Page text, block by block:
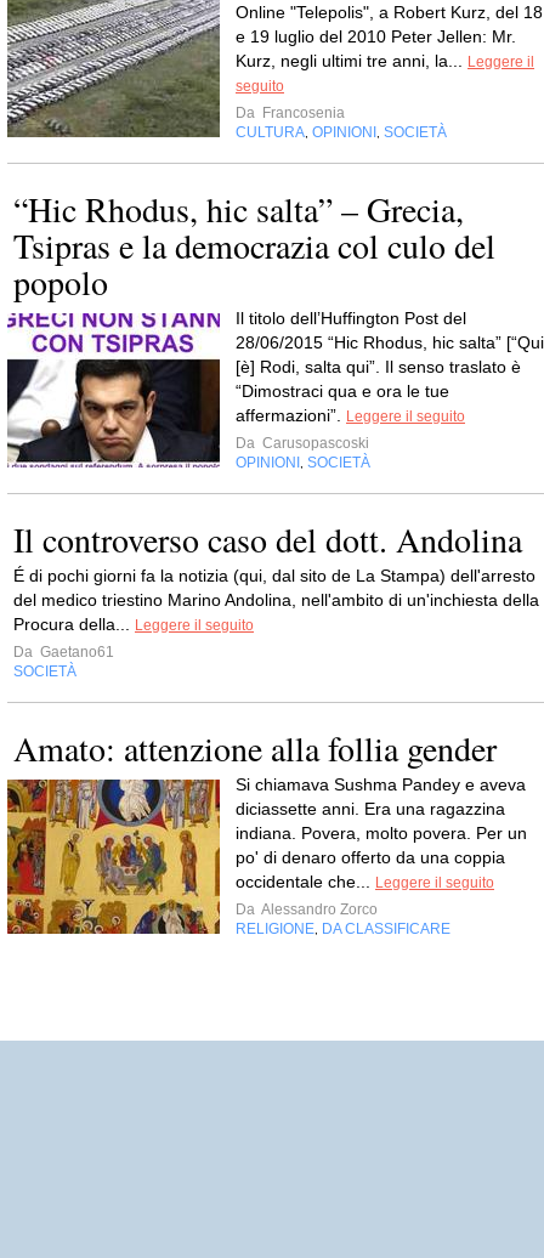
Online "Telepolis", a Robert Kurz, del 18
e 19 luglio del 2010 Peter Jellen: Mr.
Kurz, negli ultimi tre anni, la... Leggere il
seguito
Da Francosenia
CULTURA, OPINIONI , SOCIETÀ
“Hic Rhodus, hic salta” – Grecia,
Tsipras e la democrazia col culo del
popolo
Il titolo dell’Huffington Post del
28/06/2015 “Hic Rhodus, hic salta” [“Qui
[è] Rodi, salta qui”. Il senso traslato è
“Dimostraci qua e ora le tue
affermazioni”. Leggere il seguito
Da Carusopascoski
OPINIONI , SOCIETÀ
Il controverso caso del dott. Andolina
É di pochi giorni fa la notizia (qui, dal sito de La Stampa) dell'arresto
del medico triestino Marino Andolina, nell'ambito di un'inchiesta della
Procura della... Leggere il seguito
Da Gaetano61
SOCIETÀ
Amato: attenzione alla follia gender
Si chiamava Sushma Pandey e aveva
diciassette anni. Era una ragazzina
indiana. Povera, molto povera. Per un
po' di denaro offerto da una coppia
occidentale che... Leggere il seguito
Da Alessandro Zorco
RELIGIONE, DA CLASSIFICARE